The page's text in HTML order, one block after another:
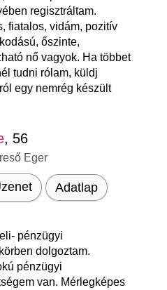
regisztráltam.
fiatalos, vidám, pozitív
őszinte,
nő vagyok. Ha többet
tudni rólam, küldj
egy nemrég készült
, 56
Eger
Adatlap
pénzügyi
dolgoztam.
pénzügyi
van. Mérlegképes